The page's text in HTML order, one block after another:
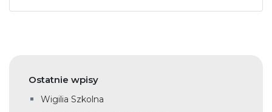
Ostatnie wpisy
Wigilia Szkolna